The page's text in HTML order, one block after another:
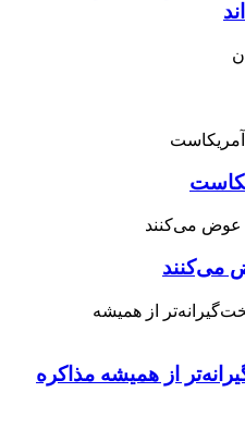
می‌کنند
از همیشه مذاکره